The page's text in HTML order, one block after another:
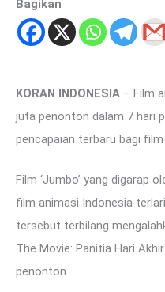
Bagikan
KORAN INDONESIA – Film
juta penonton dalam 7 hari
pencapaian terbaru bagi
Film ‘Jumbo’ yang digarap
film animasi Indonesia
tersebut terbilang
The Movie: Panitia Hari
penonton.